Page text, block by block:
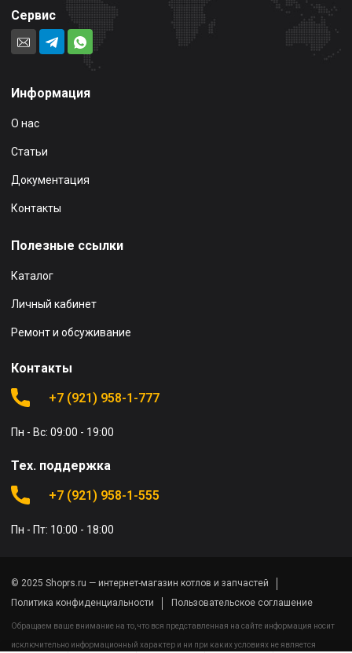
Сервис
Информация
О нас
Статьи
Документация
Контакты
Полезные ссылки
Каталог
Личный кабинет
Ремонт и обсуживание
Контакты
+7 (921) 958-1-777
Пн - Вс: 09:00 - 19:00
Тех. поддержка
+7 (921) 958-1-555
Пн - Пт: 10:00 - 18:00
© 2025 Shoprs.ru — интернет-магазин котлов и запчастей
Политика конфиденциальности
Пользовательское соглашение
Обращаем ваше внимание на то, что вся представленная на сайте информация носит
исключительно информационный характер и ни при каких условиях не является